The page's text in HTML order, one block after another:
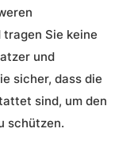
tragen Sie keine
und
sicher, dass die
sind, um den
schützen.